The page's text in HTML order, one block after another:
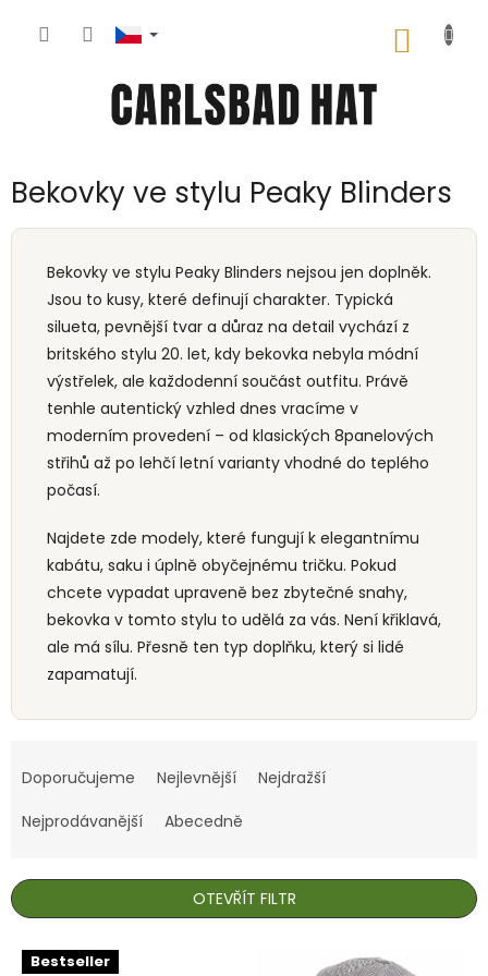
Bekovky ve stylu Peaky Blinders
Bekovky ve stylu Peaky Blinders nejsou jen doplněk.
Jsou to kusy, které definují charakter. Typická
silueta, pevnější tvar a důraz na detail vychází z
britského stylu 20. let, kdy bekovka nebyla módní
výstřelek, ale každodenní součást outfitu. Právě
tenhle autentický vzhled dnes vracíme v
moderním provedení – od klasických 8panelových
střihů až po lehčí letní varianty vhodné do teplého
počasí.
Najdete zde modely, které fungují k elegantnímu
kabátu, saku i úplně obyčejnému tričku. Pokud
chcete vypadat upraveně bez zbytečné snahy,
bekovka v tomto stylu to udělá za vás. Není křiklavá,
ale má sílu. Přesně ten typ doplňku, který si lidé
zapamatují.
a
e
p
r
o
d
Doporučujeme Nejlevnější
Nejdražší
Nejprodávanější
Abecedně
OTEVŘÍT FILTR
V Bestseller